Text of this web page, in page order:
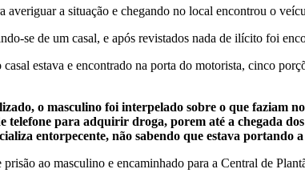
averiguar a situação e chegando no local encontrou o
se de um casal, e após revistados nada de ilícito foi
estava e encontrado na porta do motorista, cinco
o masculino foi interpelado sobre o que faziam
telefone para adquirir droga, porem até a chegada
entorpecente, não sabendo que estava portando
ao masculino e encaminhado para a Central de